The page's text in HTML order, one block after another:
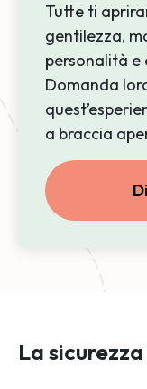
Tutte ti
gentilezza,
personalità e
Domanda
a braccia
La